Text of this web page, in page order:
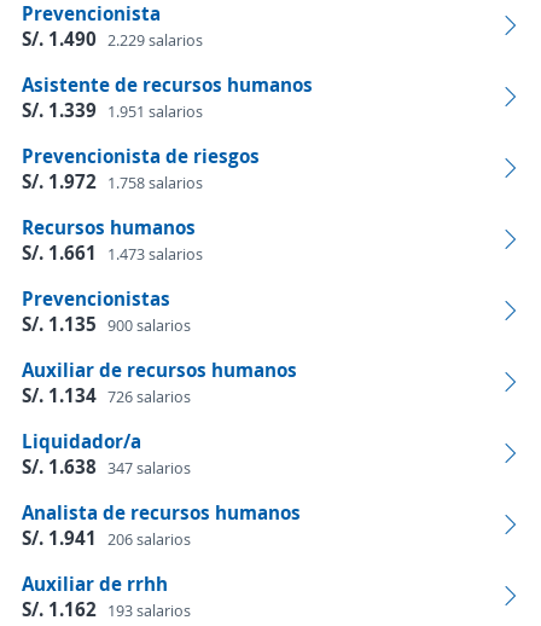
Prevencionista
S/. 1.490 2.229 salarios
Asistente de recursos humanos
S/. 1.339 1.951 salarios
Prevencionista de riesgos
S/. 1.972 1.758 salarios
Recursos humanos
S/. 1.661
1.473 salarios
Prevencionistas
S/. 1.135 900 salarios
Auxiliar de recursos humanos
S/. 1.134 726 salarios
Liquidador/a
S/. 1.638 347 salarios
Analista de recursos humanos
S/. 1.941
206 salarios
Auxiliar de rrhh
S/. 1.162 193 salarios